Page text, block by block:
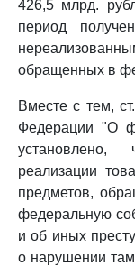
426,5 млрд.
период
обращенных в
Вместе с тем,
Федерации "О
реализации
предметов,
федеральную
и об иных
о нарушении